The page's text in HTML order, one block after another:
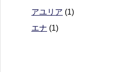
アユリア (1)
エナ (1)